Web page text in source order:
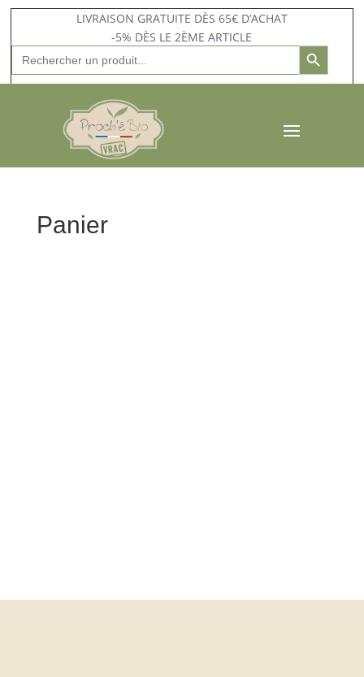
LIVRAISON GRATUITE DÈS 65€ D’ACHAT
-5% DÈS LE 2ÈME ARTICLE
Search
for:
Search Button
Panier